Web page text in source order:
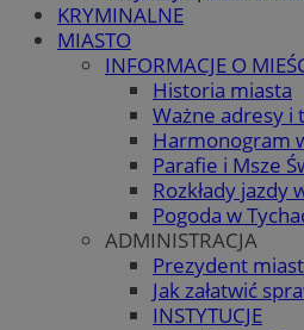
KRYMINALNE
MIASTO
INFORMACJE O
Historia miasta
Ważne adresy i
Harmonogram
Parafie i Msze
Rozkłady jazdy
Pogoda w
ADMINISTRACJA
Prezydent
Jak załatwić
INSTYTUCJE